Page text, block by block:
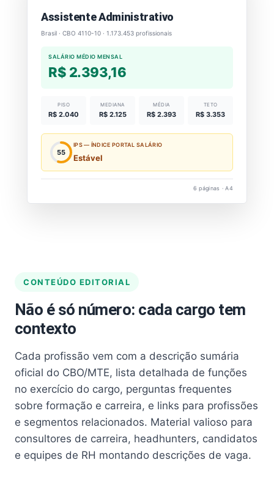
Assistente Administrativo
Brasil · CBO 4110-10 · 1.173.453 profissionais
SALÁRIO MÉDIO MENSAL
R$ 2.393,16
PISO
R$ 2.040
MEDIANA
R$ 2.125
MÉDIA
R$ 2.393
TETO
R$ 3.353
55
IPS — ÍNDICE PORTAL SALÁRIO
Estável
6 páginas · A4
CONTEÚDO EDITORIAL
Não é só número: cada cargo tem
contexto
Cada profissão vem com a descrição sumária
oficial do CBO/MTE, lista detalhada de funções
no exercício do cargo, perguntas frequentes
sobre formação e carreira, e links para profissões
e segmentos relacionados. Material valioso para
consultores de carreira, headhunters, candidatos
e equipes de RH montando descrições de vaga.